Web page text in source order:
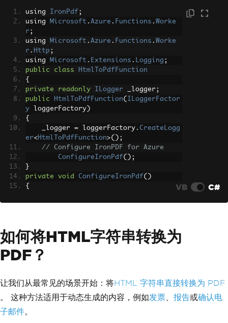
using IronPdf ;
using Microsoft . Azure . Functions . Worke
r ;
using Microsoft . Azure . Functions . Worke
r . Http ;
using Microsoft . Extensions . Logging ;
public
class
HtmlToPdfFunction
{
private
readonly ILogger _logger ;
public
HtmlToPdfFunction( ILoggerFactor
y loggerFactory )
{
    _logger
= loggerFactory . CreateLogg
er<HtmlToPdfFunction>();
// Configure IronPDF for Azure
ConfigureIronPdf();
}
private
void ConfigureIronPdf()
{
// Essential Azure configurations
IronPdf. Installation. LinuxAndD
ockerDependenciesAutoConfig
uModes .Disabled;
IronPdf. Installation. CustomDep
loymentDirectory
= "/tmp"
;
VB C#
如何将HTML字符串转换为
PDF？
让我们从最常见的场景开始：将HTML 字符串直接转换为 PDF
。 这种方法适用于动态生成的内容，例如发票 报告或确认电
子邮件。